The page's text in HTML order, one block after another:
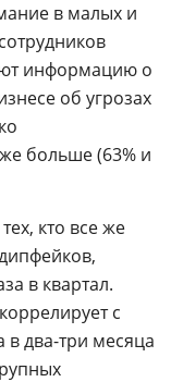
в малых и
информацию о
об угрозах
больше (63% и
кто все же
в квартал.
с
два-три месяца